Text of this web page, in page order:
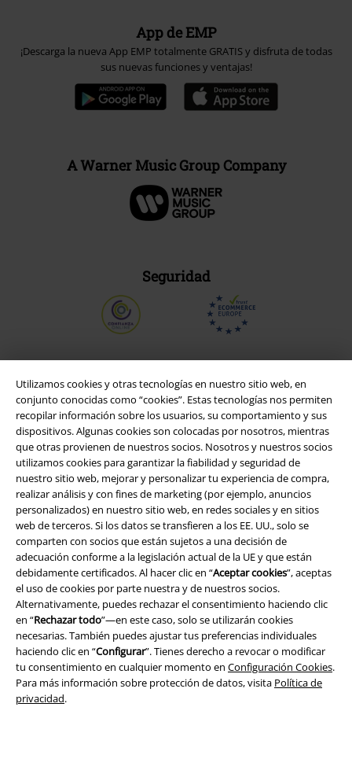
Utilizamos cookies y otras tecnologías en nuestro sitio web, en
conjunto conocidas como “cookies”. Estas tecnologías nos permiten
recopilar información sobre los usuarios, su comportamiento y sus
dispositivos. Algunas cookies son colocadas por nosotros, mientras
que otras provienen de nuestros socios. Nosotros y nuestros socios
utilizamos cookies para garantizar la fiabilidad y seguridad de
nuestro sitio web, mejorar y personalizar tu experiencia de compra,
realizar análisis y con fines de marketing (por ejemplo, anuncios
personalizados) en nuestro sitio web, en redes sociales y en sitios
web de terceros. Si los datos se transfieren a los EE. UU., solo se
comparten con socios que están sujetos a una decisión de
adecuación conforme a la legislación actual de la UE y que están
debidamente certificados. Al hacer clic en “Aceptar cookies”, aceptas
el uso de cookies por parte nuestra y de nuestros socios.
Alternativamente, puedes rechazar el consentimiento haciendo clic
en “Rechazar todo”—en este caso, solo se utilizarán cookies
necesarias. También puedes ajustar tus preferencias individuales
haciendo clic en “Configurar”. Tienes derecho a revocar o modificar
tu consentimiento en cualquier momento en Configuración Cookies.
Para más información sobre protección de datos, visita Política de
privacidad.
App de EMP
¡Descarga la nueva App EMP totalmente GRATIS y disfruta de todas
sus nuevas funciones y ventajas!
A Warner Music Group Company
Seguridad
Legal
Términos y Condiciones
Aviso Legal
Ley protección de datos
Eliminación de residuos y protección del medioambiente
Declaración de Conformidad